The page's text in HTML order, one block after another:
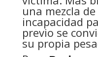
una mezcla
incapacidad
previo se
su propia